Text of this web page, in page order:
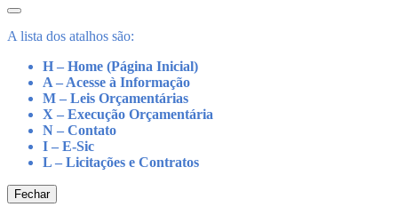
A lista dos atalhos são:
H – Home (Página Inicial)
A – Acesse à Informação
M – Leis Orçamentárias
X – Execução Orçamentária
N – Contato
I – E-Sic
L – Licitações e Contratos
Fechar